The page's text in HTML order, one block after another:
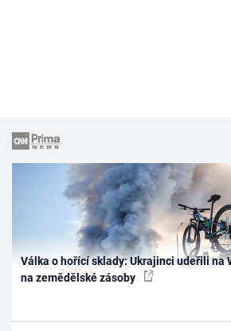
Válka o hořící sklady: Ukrajinci udeřili na
na zemědělské zásoby